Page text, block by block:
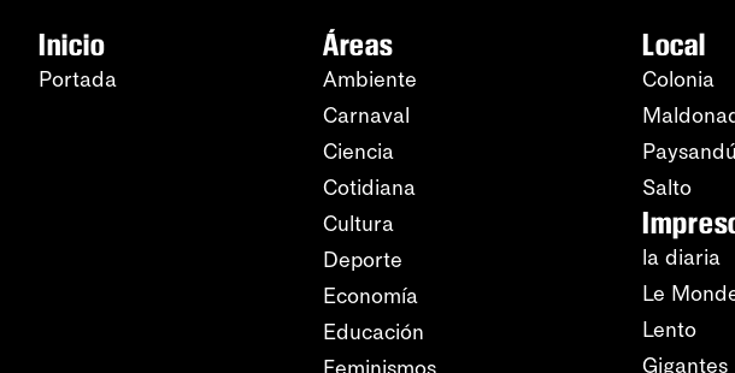
Inicio
Portada
Áreas
Ambiente
Carnaval
Ciencia
Cotidiana
Cultura
Deporte
Economía
Educación
Local
Colonia
Paysandú
Salto
la diaria
Le
Lento
Gigantes